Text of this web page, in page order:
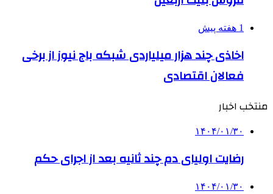
1 هفته پیش
اخاذی چند هزار میلیاردی شبکه باج نیوز از برخی
فعالان اقتصادی
منتخب اخبار
۱۴۰۴/۰۱/۳۰
رضایت اولیای دم چند ثانیه بعد از اجرای حکم
۱۴۰۴/۰۱/۳۰